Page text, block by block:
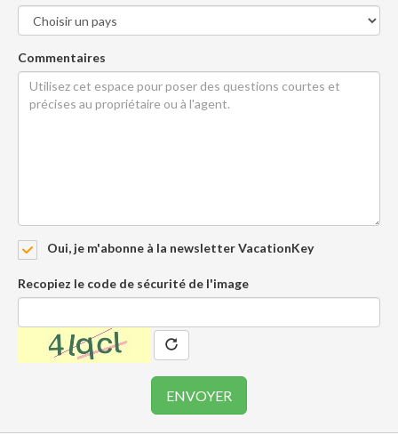
Commentaires
Oui, je m'abonne à la newsletter VacationKey
Recopiez le code de sécurité de l'image